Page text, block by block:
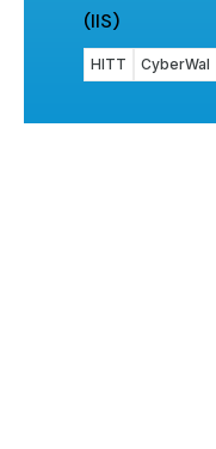
(IIS)
HITT CyberWal